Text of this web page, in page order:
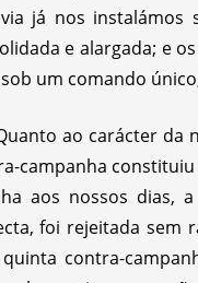
já nos instalámos
e alargada; e
um comando
ao carácter da
campanha
aos nossos dias,
foi rejeitada sem
quinta contra-